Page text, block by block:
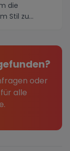
die
Stil zu
oder
alle